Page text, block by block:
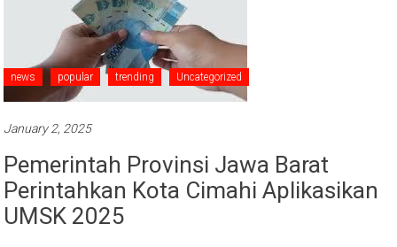
news popular trending Uncategorized
January 2, 2025
Pemerintah Provinsi Jawa Barat
Perintahkan Kota Cimahi Aplikasikan
UMSK 2025